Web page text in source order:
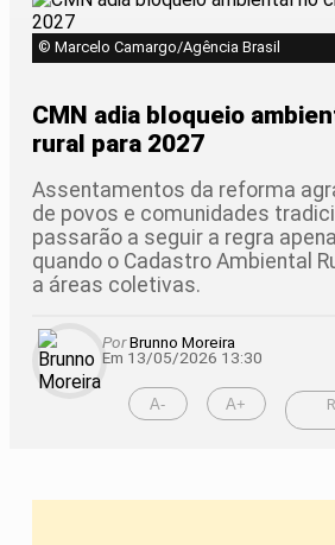
© Marcelo Camargo/Agência Brasil
CMN adia bloqueio
rural para 2027
Assentamentos da reforma
de povos e comunidades
passarão a seguir a regra
quando o Cadastro Ambiental
a áreas coletivas.
PorBrunno Moreira
Em 13/05/2026 13:30
A- A+